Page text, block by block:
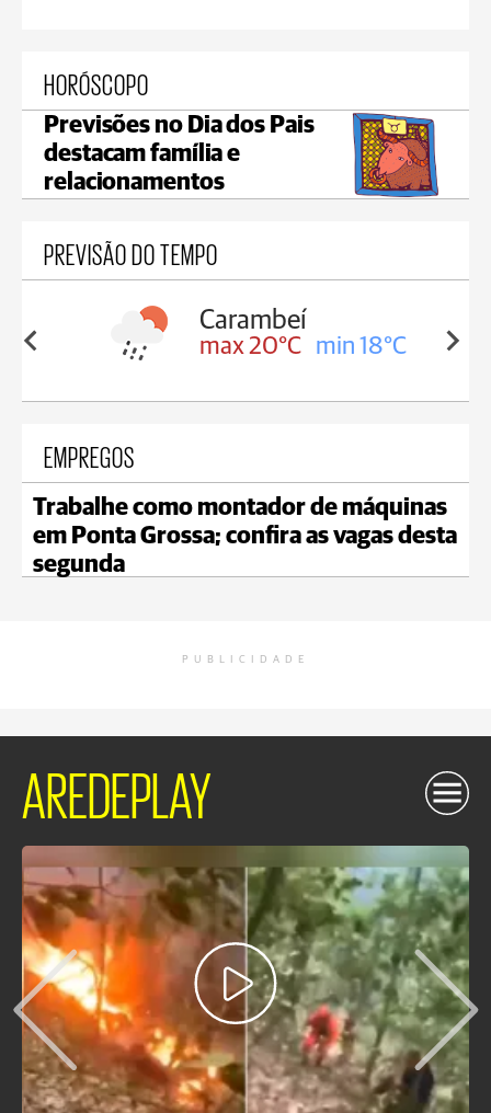
HORÓSCOPO
Previsões no Dia dos Pais
destacam família e
relacionamentos
PREVISÃO DO TEMPO
18°C
Carambeí
max 20°C min 18°C
EMPREGOS
Trabalhe como montador de máquinas
em Ponta Grossa; confira as vagas desta
segunda
PUBLICIDADE
AREDEPLAY